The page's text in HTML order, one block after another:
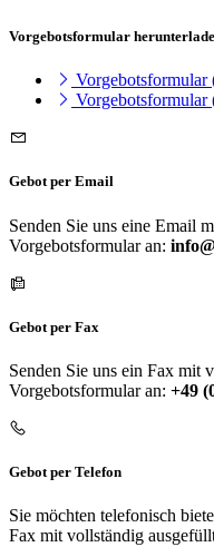
Vorgebotsformular
Vorgebotsformular
Vorgebotsformular
Gebot per Email
Senden Sie uns eine Email
Vorgebotsformular an:
Gebot per Fax
Senden Sie uns ein Fax mit
Vorgebotsformular an: +49
Gebot per Telefon
Sie möchten telefonisch
Fax mit vollständig